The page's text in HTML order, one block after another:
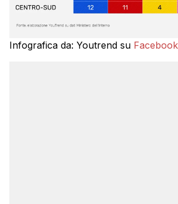
Infografica da: Youtrend su Facebook